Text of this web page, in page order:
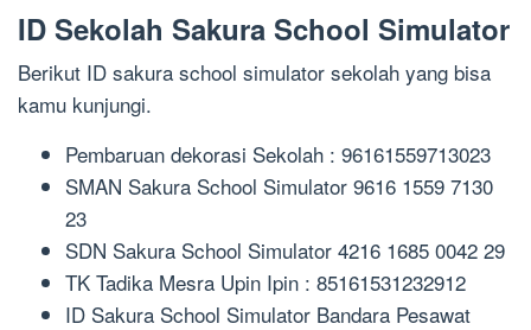
ID Sekolah Sakura School Simulator
Berikut ID sakura school simulator sekolah yang bisa
kamu kunjungi.
Pembaruan dekorasi Sekolah : 96161559713023
SMAN Sakura School Simulator 9616 1559 7130
23
SDN Sakura School Simulator 4216 1685 0042 29
TK Tadika Mesra Upin Ipin : 85161531232912
ID Sakura School Simulator Bandara Pesawat